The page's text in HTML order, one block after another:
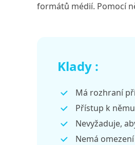
formátů médií. Pomocí
Klady :
Má rozhraní
Přístup k
Nevyžaduje,
Nemá